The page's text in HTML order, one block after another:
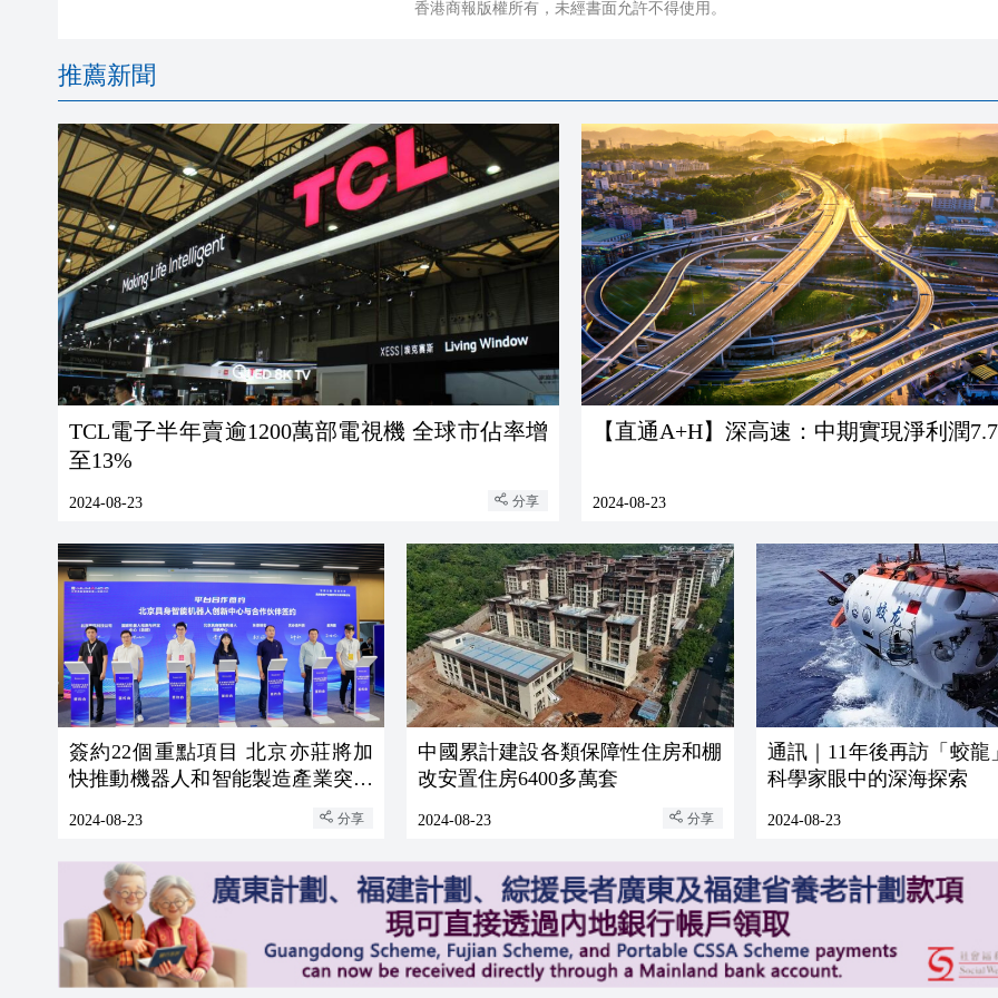
香港商報版權所有，未經書面允許不得使用。
推薦新聞
TCL電子半年賣逾1200萬部電視機 全球市佔率增
至13%
2024-08-23 分享
【直通A+H】深高速：中期實現淨利潤
2024-08-23
簽約22個重點項目 北京亦莊將加
快推動機器人和智能製造產業突破
2024-08-23 分享
中國累計建設各類保障性住房和棚
改安置住房6400多萬套
2024-08-23 分享
通訊｜11年後再訪「蛟龍
科學家眼中的深海探索
2024-08-23